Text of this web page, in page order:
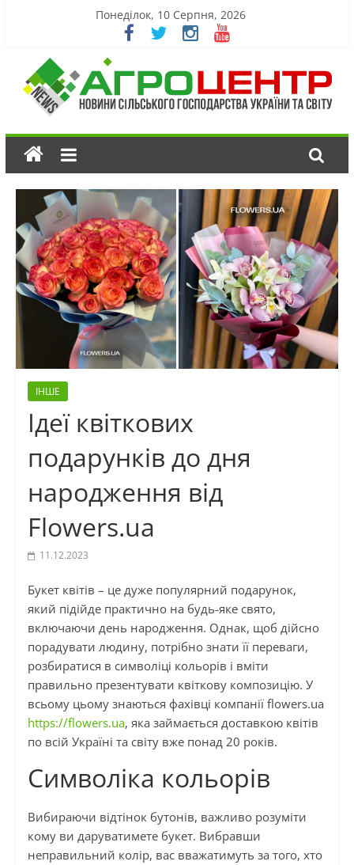
Понеділок, 10 Серпня, 2026
ІНШЕ
Ідеї квіткових
подарунків до дня
народження від
Flowers.ua
11.12.2023
Букет квітів – це дуже популярний подарунок,
який підійде практично на будь-яке свято,
включаючи день народження. Однак, щоб дійсно
порадувати людину, потрібно знати її переваги,
розбиратися в символіці кольорів і вміти
правильно презентувати квіткову композицію. У
всьому цьому знаються фахівці компанії flowers.ua
https://flowers.ua, яка займається доставкою квітів
по всій Україні та світу вже понад 20 років.
Символіка кольорів
Вибираючи відтінок бутонів, важливо розуміти
кому ви даруватимете букет. Вибравши
неправильний колір, вас вважатимуть за того, хто